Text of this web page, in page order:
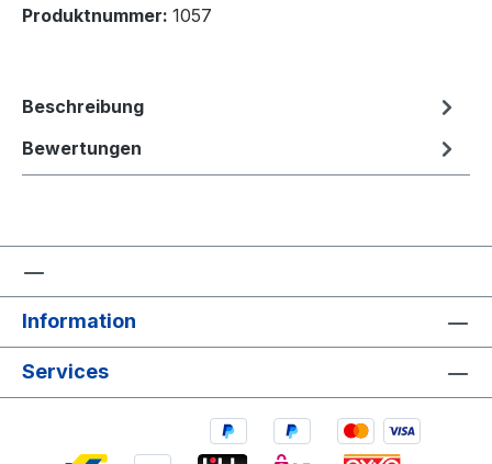
Produktnummer: 1057
Beschreibung
Bewertungen
Information
Services